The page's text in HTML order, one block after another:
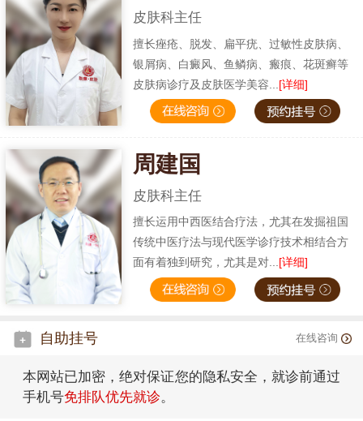
皮肤科主任
擅长痤疮、脱发、扁平疣、过敏性皮肤病、
银屑病、白癜风、鱼鳞病、瘢痕、花斑癣等
皮肤病诊疗及皮肤医学美容... [详细]
周建国
皮肤科主任
擅长运用中西医结合疗法，尤其在发掘祖国
传统中医疗法与现代医学诊疗技术相结合方
面有着独到研究，尤其是对...[详细]
自助挂号 在线咨询
本网站已加密，绝对保证您的隐私安全，就诊前通过
手机号免排队优先就诊。